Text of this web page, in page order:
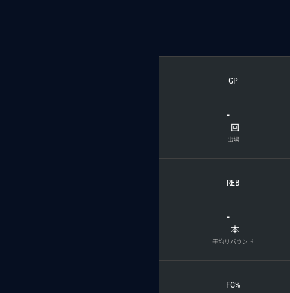
GP
-
回
出場
REB
-
本
平均リバウンド
FG%